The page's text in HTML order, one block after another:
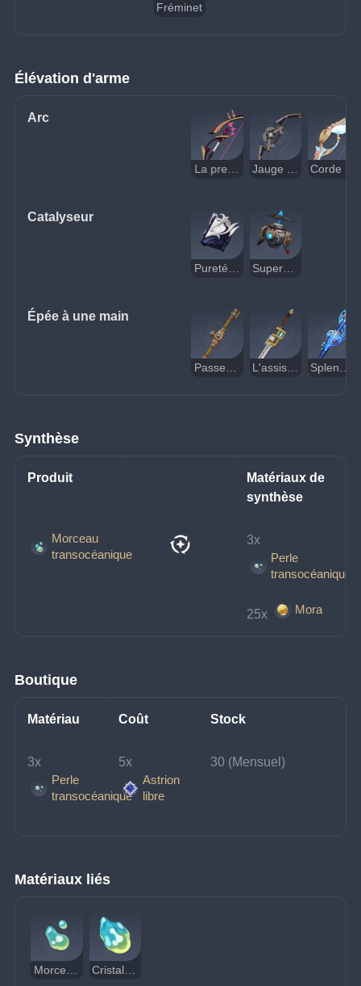
Fréminet
Élévation d'arme
Arc
La première grande magie
Catalyseur
Épée à une main
Synthèse
Produit
Matériaux de
synthèse
Morceau
transocéanique
3x
Perle
transocéanique
25x Mora
Boutique
Matériau Coût Stock
3x
Perle
transocéanique
5x
Astrion
libre
30 (Mensuel)
Matériaux liés